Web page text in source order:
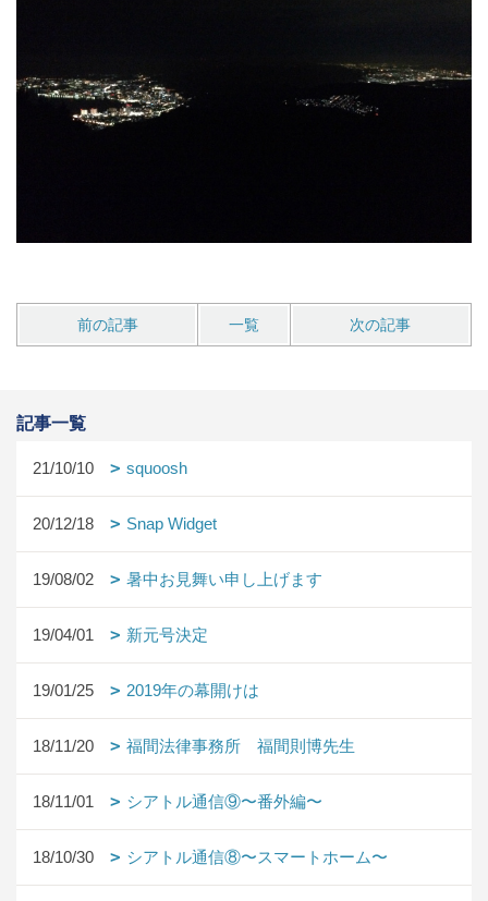
前の記事 一覧 次の記事
記事一覧
21/10/10 squoosh
20/12/18 Snap Widget
19/08/02 暑中お見舞い申し上げます
19/04/01 新元号決定
19/01/25 2019年の幕開けは
18/11/20 福間法律事務所 福間則博先生
18/11/01 シアトル通信⑨〜番外編〜
18/10/30 シアトル通信⑧〜スマートホーム〜